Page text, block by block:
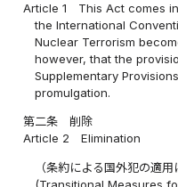
Article 1
This Act comes
the International
Nuclear Terrorism
however, that the
Supplementary
promulgation.
第二条
削除
Article 2
Elimination
（条約による国外犯の適用
(Transitional Measures